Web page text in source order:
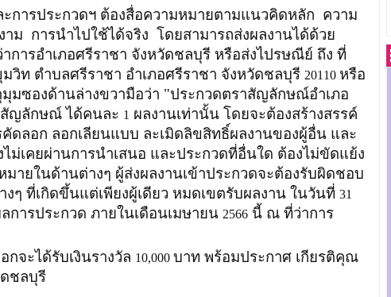
การประกวดฯ ต้องสื่อความหมายตามแนวคิดหลัก ความ
าม การนำไปใช้ได้จริง โดยสามารถส่งผลงานได้ด้วย
การอำเภอศรีราชา จังหวัดชลบุรี หรือส่งไปรษณีย์ ถึง ที่
วิท ตำบลศรีราชา อำเภอศรีราชา จังหวัดชลบุรี 20110 หรือ
มซองด้านล่างขวามือว่า "ประกวดตราสัญลักษณ์อำเภอ
สัญลักษณ์ ได้คนละ 1 ผลงานเท่านั้น โดยจะต้องสร้างสรรค์
ดลอก ลอกเลียนแบบ ละเมิดลิขสิทธิ์ผลงานของผู้อื่น และ
ม่เคยผ่านการนำเสนอ และประกวดที่อื่นใด ต้องไม่ขัดแย้ง
ายในด้านต่างๆ ผู้ส่งผลงานเข้าประกวดจะต้องรับผิดชอบ
ๆ ที่เกิดขึ้นแต่เพียงผู้เดียว หมดเขตรับผลงาน ในวันที่ 31
การประกวด ภายในเดือนเมษายน 2566นี้ ณ ที่ว่าการ
กจะได้รับเงินรางวัล 10,000 บาท พร้อมประกาศ เกียรติคุณ
ชลบุรี